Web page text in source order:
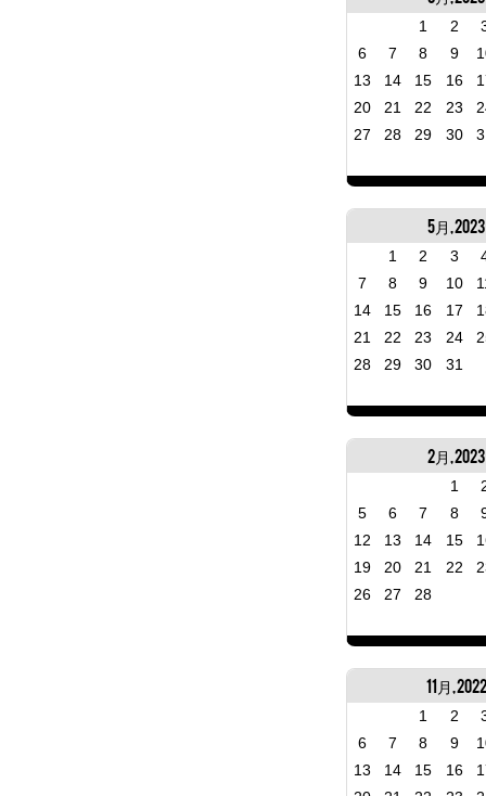
1 2
6
7 8 9
13
14 15 16
20
21 22 23
27
28 29 30
5月, 2023
1 2 3
7
8 9 10
14
15 16 17
21
22 23 24
28
29 30 31
2月, 2023
1
5
6 7 8
12
13 14 15
19
20 21 22
26
27 28
11月, 2022
1 2
6
7 8 9
13
14 15 16